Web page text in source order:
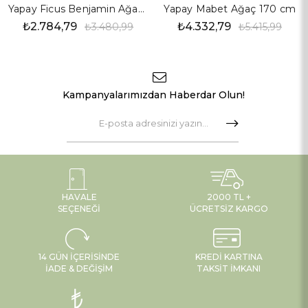
Yapay Ficus Benjamin Ağaç 170 cm
₺2.784,79 ₺3.480,99
Yapay Mabet Ağaç 170 cm
₺4.332,79 ₺5.415,99
Kampanyalarımızdan Haberdar Olun!
HAVALE
SEÇENEĞI
2000 TL +
ÜCRETSIZ KARGO
14 GÜN İÇERISINDE
İADE & DEĞIŞIM
KREDI KARTINA
TAKSIT İMKANI